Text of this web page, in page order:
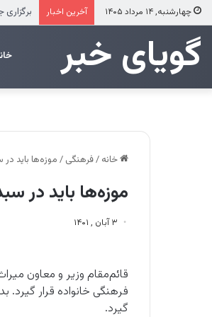
چهارشنبه, ۱۴ مرداد ۱۴۰۵ آخرین اخبار
‌‌‌گویای خبر
خانه /فرهنگی /موزه‌ها باید در
موزه‌ها باید در
۳ آبان , ۱۴۰۱
قائم‌مقام وزیر و معاون
فرهنگی خانواده قرار گیرد.
گیرد.